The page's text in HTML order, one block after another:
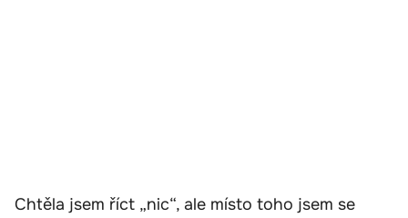
Chtěla jsem říct „nic“, ale místo toho jsem se